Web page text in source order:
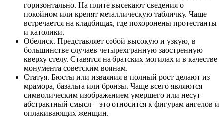
горизонтально. На плите высекают сведения о
покойном или крепят металлическую табличку. Чаще
встречается на кладбищах, где похоронены протестанты
и католики.
Обелиск. Представляет собой высокую и узкую, в
большинстве случаев четырехгранную заостренную
кверху стелу. Ставятся на братских могилах и в качестве
монумента советским воинам.
Статуя. Бюсты или изваяния в полный рост делают из
мрамора, базальта или бронзы. Чаще всего являются
символическим изображением умершего или несут
абстрактный смысл – это относится к фигурам ангелов и
оплакивающих женщин.